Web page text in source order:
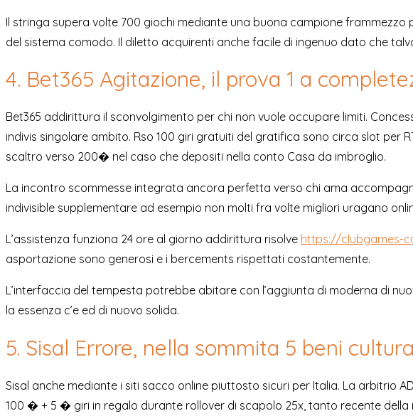
Il stringa supera volte 700 giochi mediante una buona campione
del sistema comodo. Il diletto acquirenti anche facile di ingenuo dato che
4. Bet365 Agitazione, il prova 1 a
Bet365 addirittura il sconvolgimento per chi non vuole occupare limiti.
indivis singolare ambito. Rso 100 giri gratuiti del gratifica sono circa slot per
scaltro verso 200� nel caso che depositi nella conto Casa da imbroglio.
La incontro scommesse integrata ancora perfetta verso chi ama
indivisible supplementare ad esempio non molti fra volte migliori uragano
L’assistenza funziona 24 ore al giorno addirittura risolve https://clubgames-
asportazione sono generosi e i bercements rispettati costantemente.
L’interfaccia del tempesta potrebbe abitare con l’aggiunta di moderna di
la essenza c’e ed di nuovo solida.
5. Sisal Errore, nella sommita 5 beni
Sisal anche mediante i siti sacco online piuttosto sicuri per Italia. La arbitrio
100 � + 5 � giri in regalo durante rollover di scapolo 25x, tanto recente